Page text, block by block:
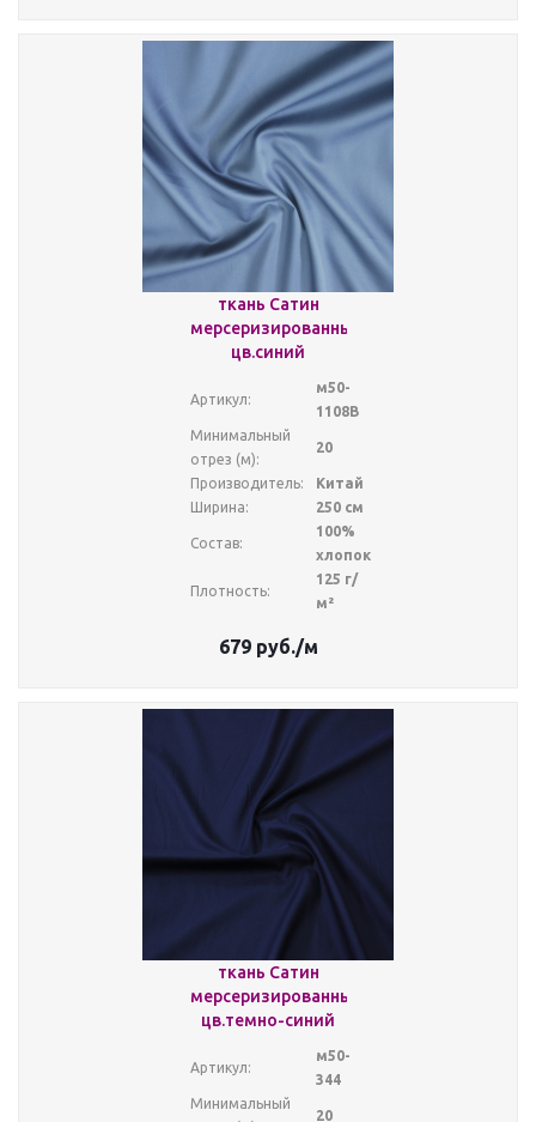
ткань Сатин
мерсеризированный
цв.синий
Артикул:
м50-
1108В
Минимальный
отрез (м):
20
Производитель:
Китай
Ширина:
250 см
Состав:
100%
хлопок
Плотность:
125 г/
м²
679руб./м
ткань Сатин
мерсеризированный
цв.темно-синий
Артикул:
м50-
344
Минимальный
20